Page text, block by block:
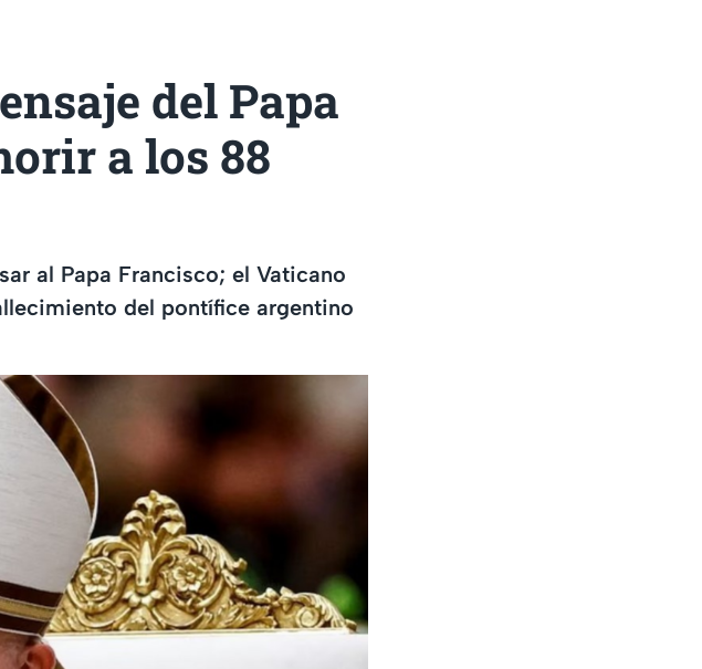
del Papa
a los 88
al Papa Francisco; el Vaticano
del pontífice argentino